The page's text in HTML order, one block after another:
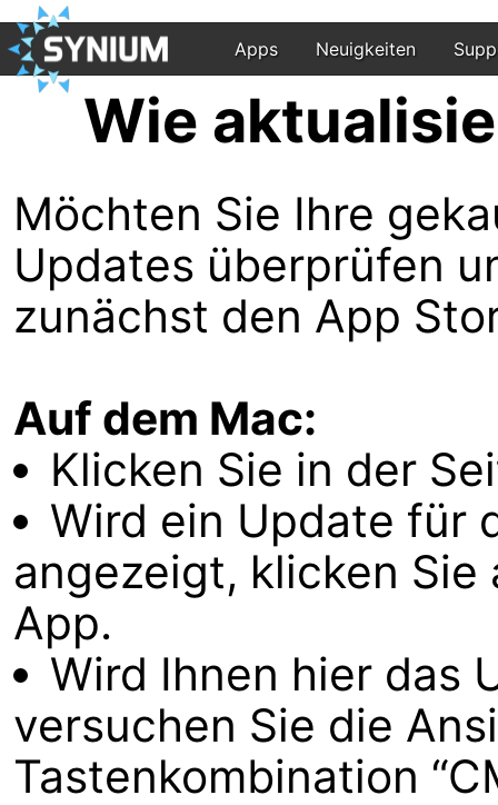
Apps Neuigkeiten
Wie
Möchten Sie Ihre
Updates überprüfen
zunächst den App
Auf dem Mac:
Klicken Sie in der
Wird ein Update für
angezeigt, klicken
App.
Wird Ihnen hier das
versuchen Sie die
Tastenkombination